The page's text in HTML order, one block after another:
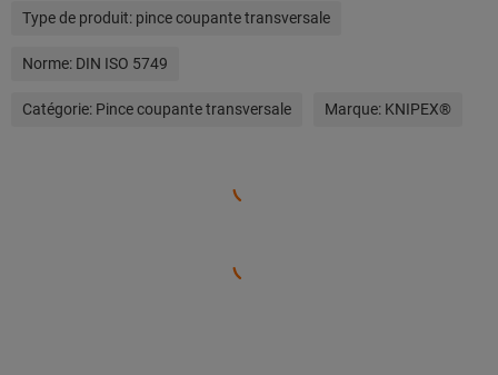
Type de produit: pince coupante transversale
Norme: DIN ISO 5749
Catégorie: Pince coupante transversale Marque: KNIPEX®